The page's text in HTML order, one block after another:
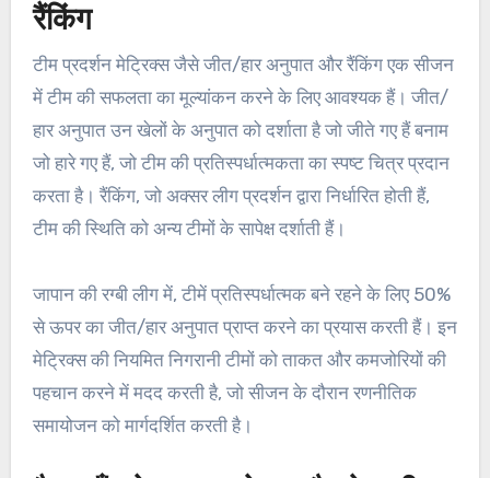
रैंकिंग
टीम प्रदर्शन मेट्रिक्स जैसे जीत/हार अनुपात और रैंकिंग एक सीजन
में टीम की सफलता का मूल्यांकन करने के लिए आवश्यक हैं। जीत/
हार अनुपात उन खेलों के अनुपात को दर्शाता है जो जीते गए हैं बनाम
जो हारे गए हैं, जो टीम की प्रतिस्पर्धात्मकता का स्पष्ट चित्र प्रदान
करता है। रैंकिंग, जो अक्सर लीग प्रदर्शन द्वारा निर्धारित होती हैं,
टीम की स्थिति को अन्य टीमों के सापेक्ष दर्शाती हैं।
जापान की रग्बी लीग में, टीमें प्रतिस्पर्धात्मक बने रहने के लिए 50%
से ऊपर का जीत/हार अनुपात प्राप्त करने का प्रयास करती हैं। इन
मेट्रिक्स की नियमित निगरानी टीमों को ताकत और कमजोरियों की
पहचान करने में मदद करती है, जो सीजन के दौरान रणनीतिक
समायोजन को मार्गदर्शित करती है।